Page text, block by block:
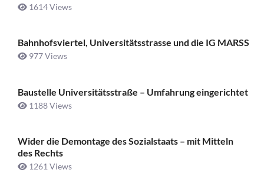
1614 Views
Bahnhofsviertel, Universitätsstrasse und die IG MARSS
977 Views
Baustelle Universitätsstraße ­– Umfahrung eingerichtet
1188 Views
Wider die Demontage des Sozialstaats – mit Mitteln
des Rechts
1261 Views